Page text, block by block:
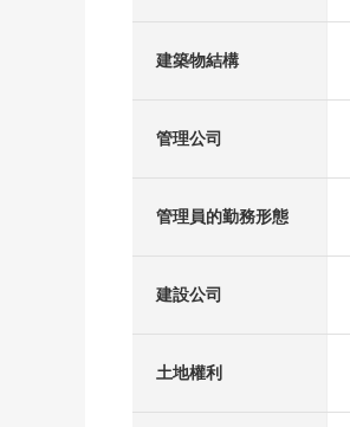
建築物結構
管理公司
管理員的勤務形態
建設公司
土地權利